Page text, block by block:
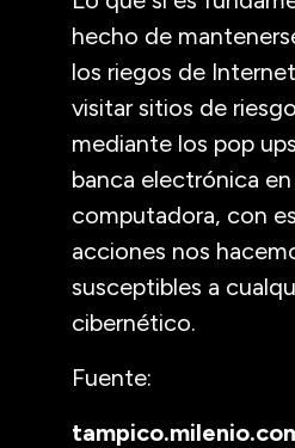
hecho de
los riegos de
visitar sitios de
mediante los pop
banca electrónica
computadora, con
acciones nos
susceptibles a
cibernético.
Fuente: